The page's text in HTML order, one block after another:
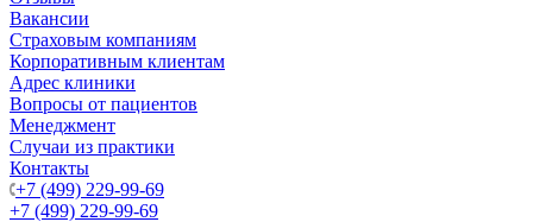
Вакансии
Страховым компаниям
Корпоративным клиентам
Адрес клиники
Вопросы от пациентов
Менеджмент
Случаи из практики
Контакты
+7 (499) 229-99-69
+7 (499) 229-99-69